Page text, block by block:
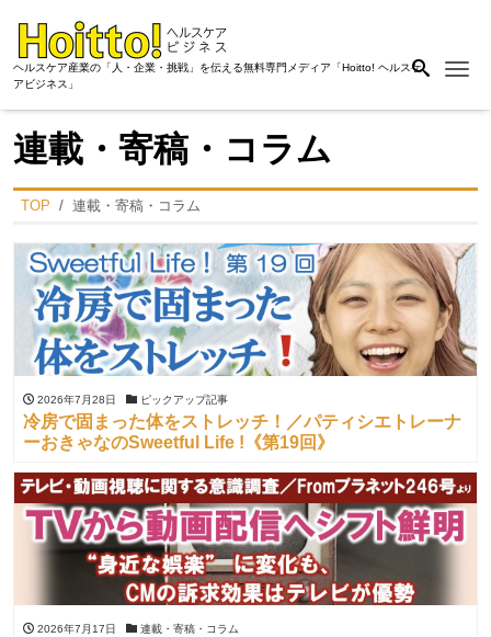
ヘルスケア産業の「人・企業・挑戦」を伝える無料専門メディア「Hoitto! ヘルスケ
アビジネス」
連載・寄稿・コラム
TOP 連載・寄稿・コラム
2026年7月28日 ピックアップ記事
冷房で固まった体をストレッチ！／パティシエトレーナ
ーおきゃなのSweetful Life !《第19回》
2026年7月17日 連載・寄稿・コラム